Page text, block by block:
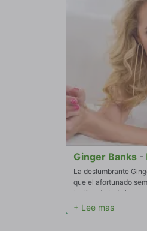
Ginger Banks -
La deslumbrante
que el afortunado
testigo de toda la